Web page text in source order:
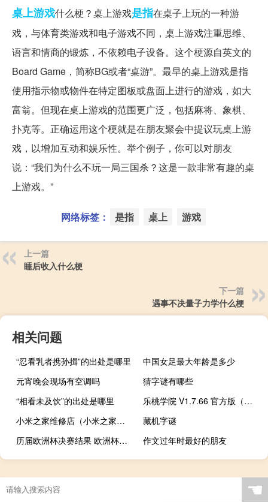
桌上游戏什么梗？桌上游戏是指在桌子上玩的一种游
戏，与体育类游戏和电子游戏不同，桌上游戏注重思维、
语言和情商的锻炼，不依赖电子设备。这个梗源自英文的
Board Game，简称BG或者“桌游”。最早的桌上游戏是指
使用指示物或物件在特定图板或盘面上进行的游戏，如大
富翁。但现在桌上游戏的范围更广泛，包括麻将、象棋、
扑克等。正确运用这个梗就是在朋友聚会中提议玩桌上游
戏，以增加互动和娱乐性。举个例子，你可以对朋友
说：“我们为什么不玩一局三国杀？这是一款非常有趣的桌
上游戏。”
网络标签： 是指 桌上 游戏
上一篇
睡后收入什么梗
下一篇
遇事不决量子力学什么梗
相关问题
“忍看乳者携孙揖”的出处是哪里
中国女足最大年龄是多少
元宵晚会现场有空调吗
猜字谜有哪些
“相看未及饮”的出处是哪里
乐桃学院 V1.7.66 官方版（乐桃学院 V1.7.66 官方版功能简介）
小米之家维修店（小米之家维修）
藏机字谜
历届欧洲杯决赛结果 欧洲杯总决赛时间
作文过年时最好的朋友
☚